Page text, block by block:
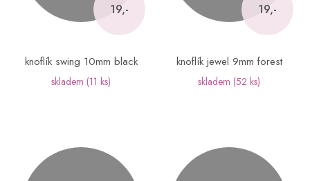
19,-
knoflík swing 10mm black
skladem (11 ks)
19,-
knoflík jewel 9mm forest
skladem (52 ks)